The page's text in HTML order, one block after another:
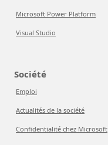
Microsoft Power Platform
Visual Studio
Société
Emploi
Actualités de la société
Confidentialité chez Microsoft